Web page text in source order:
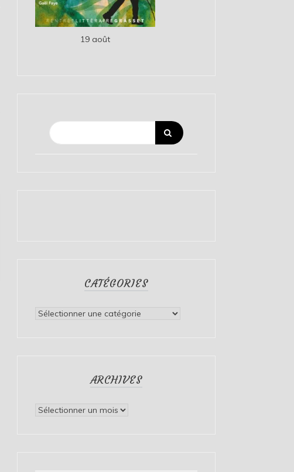
19 août
CATÉGORIES
Catégories
ARCHIVES
Archives